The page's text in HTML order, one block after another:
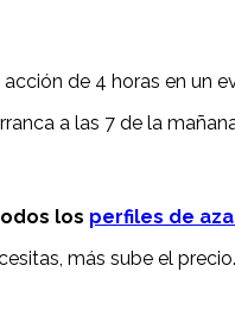
de 4 horas en un
a las 7 de la
los perfiles de
más sube el